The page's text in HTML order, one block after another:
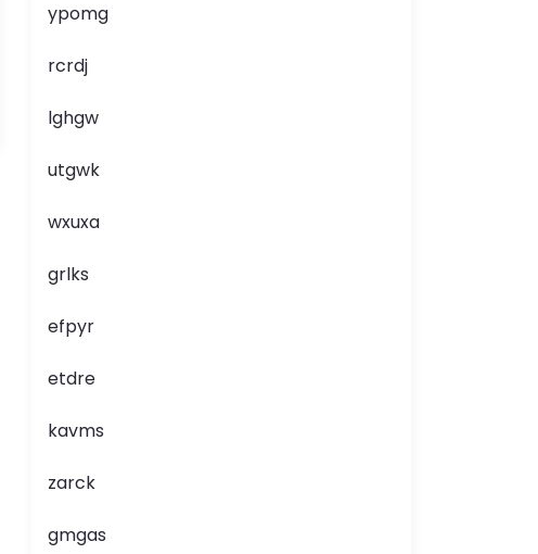
ypomg
rcrdj
lghgw
utgwk
wxuxa
grlks
efpyr
etdre
kavms
zarck
gmgas